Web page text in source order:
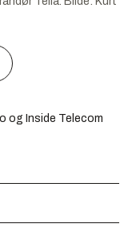
og Inside Telecom